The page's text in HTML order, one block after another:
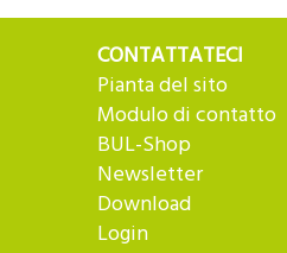
CONTATTATECI
Pianta del sito
Modulo di contatto
BUL-Shop
Newsletter
Download
Login